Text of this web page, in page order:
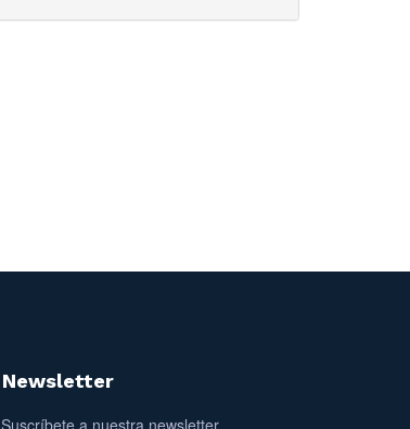
Newsletter
Suscríbete a nuestra newsletter